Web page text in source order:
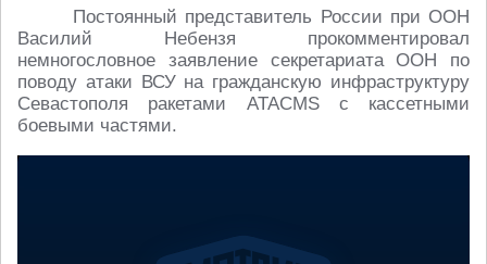
Постоянный представитель России при ООН
Василий Небензя прокомментировал
немногословное заявление секретариата ООН по
поводу атаки ВСУ на гражданскую инфраструктуру
Севастополя ракетами ATACMS с кассетными
боевыми частями.